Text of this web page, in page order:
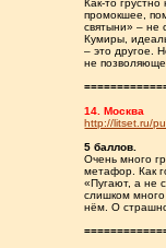
Как-то
промокшее,
святыни» – не
Кумиры,
– это другое.
не
14. Москва
http://litset.ru/
5 баллов.
Очень много
метафор. Как
«Пугают, а не
слишком
нём. О